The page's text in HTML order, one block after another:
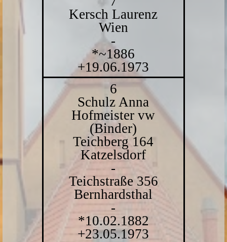
Kersch Laurenz
Wien
-
*~1886
+19.06.1973
6
Schulz Anna
Hofmeister vw
(Binder)
Teichberg 164
Katzelsdorf
-
Teichstraße 356
Bernhardsthal
-
*10.02.1882
+23.05.1973